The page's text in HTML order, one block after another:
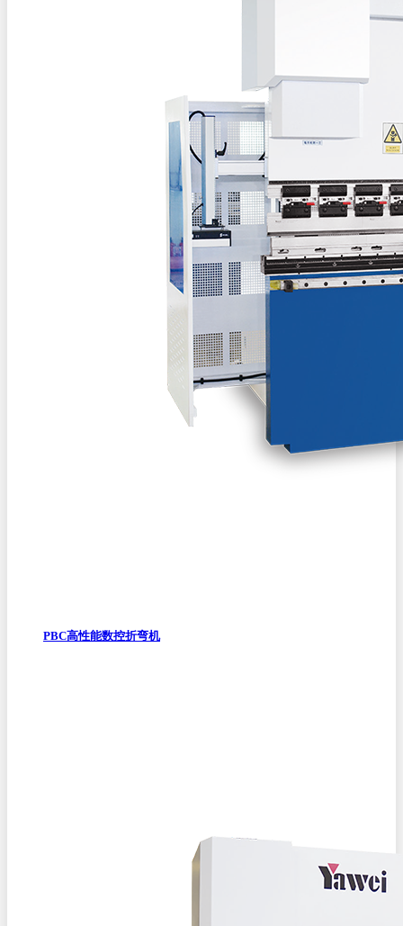
PBC高性能数控折弯机